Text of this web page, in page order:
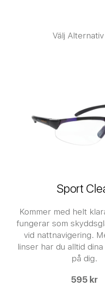
Välj Alternativ
Sport
Kommer med helt
fungerar som
vid nattnavigering.
linser har du alltid
på dig.
595 kr